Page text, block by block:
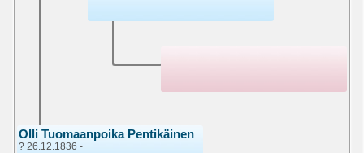
Olli Tuomaanpoika Pentikäinen
? 26.12.1836 -